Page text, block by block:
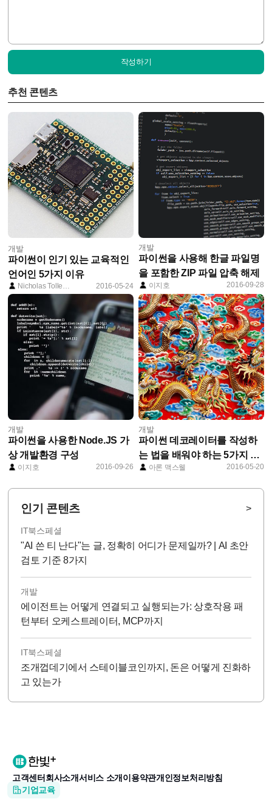
작성하기
추천 콘텐츠
개발
파이썬이 인기 있는 교육적인
언어인 5가지 이유
Nicholas Tollervey 2016-05-24
개발
파이썬을 사용해 한글 파일명
을 포함한 ZIP 파일 압축 해제
이지호 2016-09-28
개발
파이썬을 사용한 Node.JS 가
상 개발환경 구성
이지호 2016-09-26
개발
파이썬 데코레이터를 작성하
는 법을 배워야 하는 5가지 이
유 아론 맥스웰 2016-05-20
인기 콘텐츠 >
IT북스페셜
"AI 쓴 티 난다"는 글, 정확히 어디가 문제일까? | AI 초안
검토 기준 8가지
개발
에이전트는 어떻게 연결되고 실행되는가: 상호작용 패
턴부터 오케스트레이터, MCP까지
IT북스페셜
조개껍데기에서 스테이블코인까지, 돈은 어떻게 진화하
고 있는가
고객센터회사소개서비스 소개이용약관개인정보처리방침
기업교육